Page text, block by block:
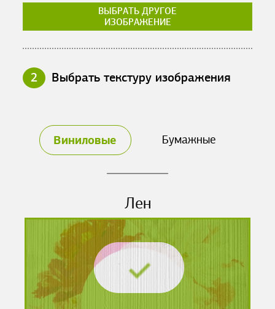
ВЫБРАТЬ ДРУГОЕ
ИЗОБРАЖЕНИЕ
2 Выбрать текстуру изображения
Виниловые Бумажные
Лен